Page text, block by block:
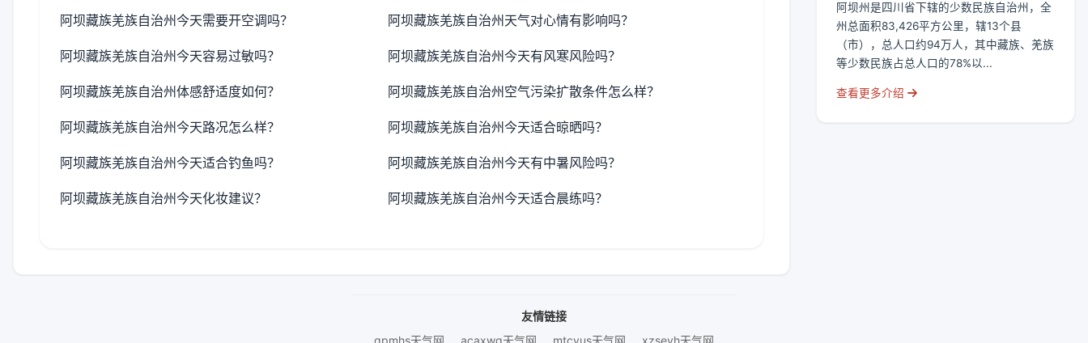
阿坝藏族羌族自治州今天需要开空调吗？ 阿坝藏族羌族自治州天气对心情有影响吗？
阿坝藏族羌族自治州今天容易过敏吗？ 阿坝藏族羌族自治州今天有风寒风险吗？
阿坝藏族羌族自治州体感舒适度如何？ 阿坝藏族羌族自治州空气污染扩散条件怎么样？
阿坝藏族羌族自治州今天路况怎么样？ 阿坝藏族羌族自治州今天适合晾晒吗？
阿坝藏族羌族自治州今天适合钓鱼吗？ 阿坝藏族羌族自治州今天有中暑风险吗？
阿坝藏族羌族自治州今天化妆建议？ 阿坝藏族羌族自治州今天适合晨练吗？
阿坝州是四川省下辖的少数民族自治州，全
州总面积83,426平方公里，辖13个县
（市），总人口约94万人，其中藏族、羌族
等少数民族占总人口的78%以...
查看更多介绍
友情链接
gpmhs天气网
acaxwg天气网 mtcvus天气网 xzseyh天气网